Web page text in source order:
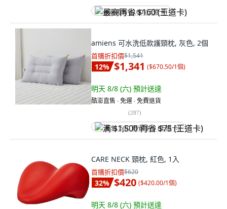
最高再省 $160 (王道卡)
amiens 可水洗低款護頸枕, 灰色, 2個
首購折扣價$1,541
12% $1,341 ($670.50/1個)
明天 8/8 (六) 預計送達
酷澎直售 ∙ 免運 ∙ 免費退貨
(287)
满 $1,500 再省 $75 (王道卡)
CARE NECK 頸枕, 紅色, 1入
首購折扣價$620
32% $420 ($420.00/1個)
明天 8/8 (六) 預計送達